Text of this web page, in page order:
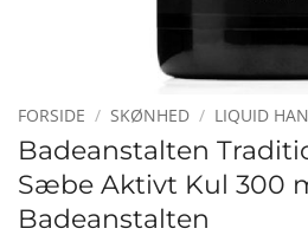
FORSIDE / SKØNHED / LIQUID
Badeanstalten
Sæbe Aktivt Kul 300
Badeanstalten